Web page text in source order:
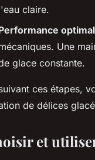
claire.
Une
glace constante.
ces étapes,
de délices
et